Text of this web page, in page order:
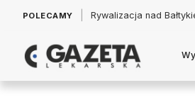
POLECAMY Łukasz Jankowski: